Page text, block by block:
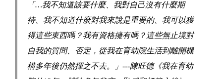
「…我不知道該要什麼、我對自己沒有什麼期
待、我不知道什麼對我來說是重要的、我可以獲
得這些東西嗎？我有資格擁有嗎？這些無止境對
自我的質問、否定，從我在育幼院生活到離開機
構多年後仍然揮之不去。」---陳旺德《我在育幼